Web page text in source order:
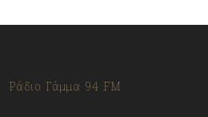
Ράδιο Γάμμα 94 FM